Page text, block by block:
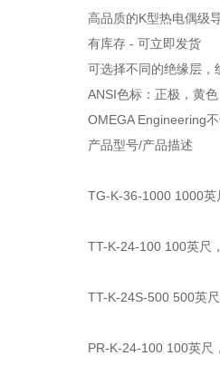
高品质的K型热电偶级
有库存 - 可立即发货
可选择不同的绝缘层，
ANSI色标：正极，黄
OMEGA Engineering
产品型号/产品描述
TG-K-36-1000 1000英
TT-K-24-100 100英尺
TT-K-24S-500 500英
PR-K-24-100 100英尺